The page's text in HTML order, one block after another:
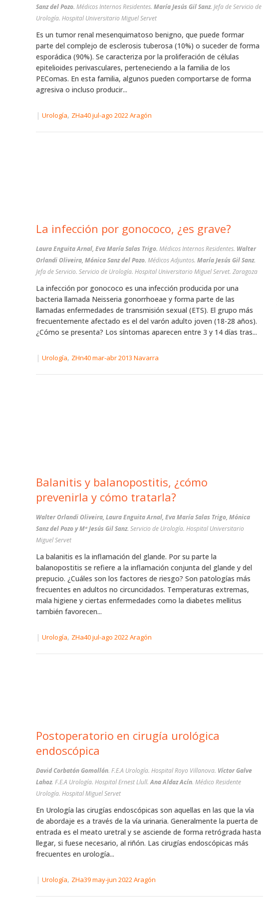
Sanz del Pozo. Médicos Internos Residentes. María Jesús Gil Sanz. Jefa de Servicio de
Urología. Hospital Universitario Miguel Servet
Es un tumor renal mesenquimatoso benigno, que puede formar
parte del complejo de esclerosis tuberosa (10%) o suceder de forma
esporádica (90%). Se caracteriza por la proliferación de células
epitelioides perivasculares, perteneciendo a la familia de los
PEComas. En esta familia, algunos pueden comportarse de forma
agresiva o incluso producir...
| Urología, ZHa40 jul-ago 2022 Aragón
La infección por gonococo, ¿es grave?
Laura Enguita Arnal, Eva María Salas Trigo. Médicos Internos Residentes. Walter
Orlandi Oliveira, Mónica Sanz del Pozo. Médicos Adjuntos. María Jesús Gil Sanz.
Jefa de Servicio. Servicio de Urología. Hospital Universitario Miguel Servet. Zaragoza
La infección por gonococo es una infección producida por una
bacteria llamada Neisseria gonorrhoeae y forma parte de las
llamadas enfermedades de transmisión sexual (ETS). El grupo más
frecuentemente afectado es el del varón adulto joven (18-28 años).
¿Cómo se presenta? Los síntomas aparecen entre 3 y 14 días tras...
| Urología, ZHn40 mar-abr 2013 Navarra
Balanitis y balanopostitis, ¿cómo
prevenirla y cómo tratarla?
Walter Orlandi Oliveira, Laura Enguita Arnal, Eva María Salas Trigo, Mónica
Sanz del Pozo y Mª Jesús Gil Sanz. Servicio de Urología. Hospital Universitario
Miguel Servet
La balanitis es la inflamación del glande. Por su parte la
balanopostitis se refiere a la inflamación conjunta del glande y del
prepucio. ¿Cuáles son los factores de riesgo? Son patologías más
frecuentes en adultos no circuncidados. Temperaturas extremas,
mala higiene y ciertas enfermedades como la diabetes mellitus
también favorecen...
| Urología, ZHa40 jul-ago 2022 Aragón
Postoperatorio en cirugía urológica
endoscópica
David Corbatón Gomollón. F.E.A Urología. Hospital Royo Villanova. Víctor Galve
Lahoz. F.E.A Urología. Hospital Ernest Llull.Ana Aldaz Acín. Médico Residente
Urología. Hospital Miguel Servet
En Urología las cirugías endoscópicas son aquellas en las que la vía
de abordaje es a través de la vía urinaria. Generalmente la puerta de
entrada es el meato uretral y se asciende de forma retrógrada hasta
llegar, si fuese necesario, al riñón. Las cirugías endoscópicas más
frecuentes en urología...
| Urología, ZHa39 may-jun 2022 Aragón